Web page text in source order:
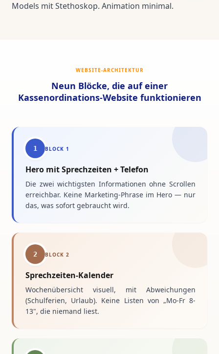
Models mit Stethoskop. Animation minimal.
WEBSITE-ARCHITEKTUR
Neun Blöcke, die auf einer
Kassenordinations-Website funktionieren
1 BLOCK 1
Hero mit Sprechzeiten + Telefon
Die zwei wichtigsten Informationen ohne Scrollen
erreichbar. Keine Marketing-Phrase im Hero — nur
das, was sofort gebraucht wird.
2 BLOCK 2
Sprechzeiten-Kalender
Wochenübersicht visuell, mit Abweichungen
(Schulferien, Urlaub). Keine Listen von „Mo-Fr 8-
13", die niemand liest.